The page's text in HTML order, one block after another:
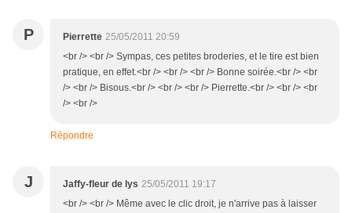
P Pierrette 25/05/2011 20:59
<br /> <br /> Sympas, ces petites broderies, et le tire est bien
pratique, en effet.<br /> <br /> <br /> Bonne soirée.<br /> <br
/> <br /> Bisous.<br /> <br /> <br /> Pierrette.<br /> <br /> <br
/> <br />
Répondre
J Jaffy-fleur de lys 25/05/2011 19:17
<br /> <br /> Même avec le clic droit, je n'arrive pas à laisser